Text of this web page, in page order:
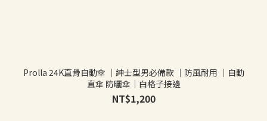
Prolla 24K直骨自動傘 ｜紳士型男必備款 ｜防風耐用 ｜自動
直傘 防曬傘｜白格子接邊
NT$1,200